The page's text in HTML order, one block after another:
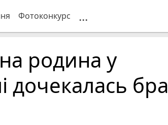
Фотоконкурс ...
родина у
дочекалась